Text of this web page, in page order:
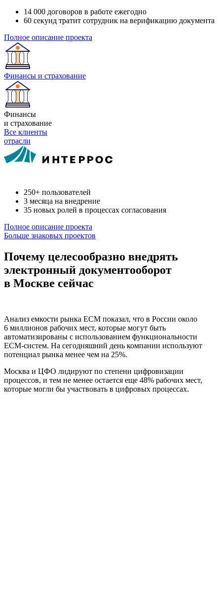
14 000 договоров в работе ежегодно
60 секунд тратит сотрудник на верификацию документа
Полное описание проекта
Финансы и страхование
Финансы
и страхование
Все клиенты
отрасли
250+ пользователей
3 месяца на внедрение
35 новых ролей в процессах согласования
Полное описание проекта
Больше знаковых проектов
Почему целесообразно внедрять
электронный документооборот
в Москве сейчас
Анализ емкости рынка ECM показал, что в России около
6 миллионов рабочих мест, которые могут быть
автоматизированы с использованием функциональности
ECM-систем. На сегодняшний день компании используют
потенциал рынка менее чем на 25%.
Москва и ЦФО лидируют по степени цифровизации
процессов, и тем не менее остается еще 48% рабочих мест,
которые могли бы участвовать в цифровых процессах.